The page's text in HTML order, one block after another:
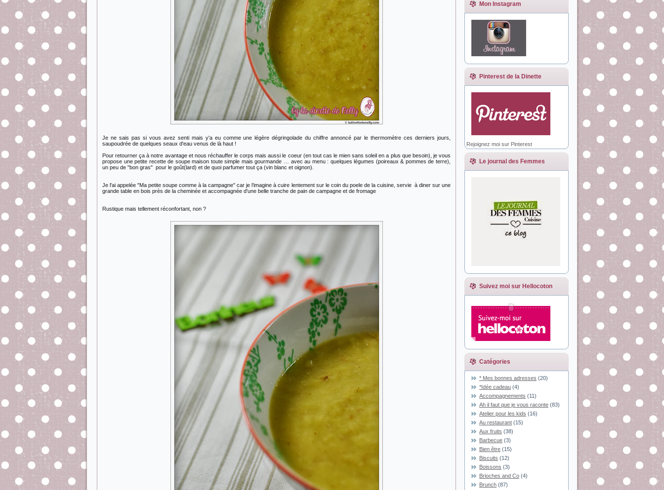
Je ne sais pas si vous avez senti mais y'a eu comme une légère dégringolade du chiffre annoncé par le thermomètre ces derniers jours,
saupoudrée de quelques seaux d'eau venus de là haut !
Pour retourner ça à notre avantage et nous réchauffer le corps mais aussi le coeur (en tout cas le mien sans soleil en a plus que besoin), je vous
propose une petite recette de soupe maison toute simple mais gourmande … avec au menu : quelques légumes (poireaux & pommes de terre),
un peu de "bon gras" pour le goût(lard) et de quoi parfumer tout ça (vin blanc et oignon).
Je l'ai appelée "Ma petite soupe comme à la campagne" car je l’imagine à cuire lentement sur le coin du poele de la cuisine, servie à diner sur une
grande table en bois près de la cheminée et accompagnée d'une belle tranche de pain de campagne et de fromage
Rustique mais tellement réconfortant, non ?
Mon Instagram
Pinterest de la Dinette
Rejoignez moi sur Pinterest
Le journal des Femmes
Suivez moi sur Hellocoton
Catégories
* Mes bonnes adresses (20)
*Idée cadeau (4)
Accompagnements (11)
Ah il faut que je vous raconte (83)
Atelier pour les kids (16)
Au restaurant (15)
Aux fruits (38)
Barbecue (3)
Bien être (15)
Biscuits (12)
Boissons (3)
Brioches and Co (4)
Brunch (87)